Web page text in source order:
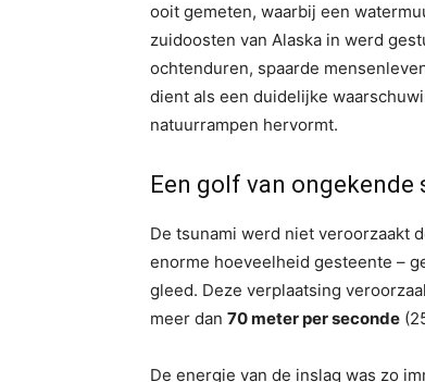
ooit gemeten, waarbij een
zuidoosten van Alaska in werd
ochtenduren, spaarde
dient als een duidelijke
natuurrampen hervormt.
Een golf van ongekende
De tsunami werd niet veroorzaakt
enorme hoeveelheid gesteente –
gleed. Deze verplaatsing
meer dan 70 meter per seconde
De energie van de inslag was zo